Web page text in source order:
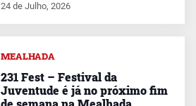
24 de Julho, 2026
MEALHADA
231 Fest – Festival da
Juventude é já no próximo fim